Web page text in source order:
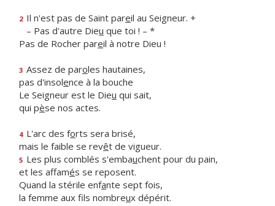
2 Il n'est pas de Saint pareil au Seigneur. +
– Pas d'autre Dieu que toi ! – *
Pas de Rocher pareil à notre Dieu !
3 Assez de paroles hautaines,
pas d'insolence à la bouche
Le Seigneur est le Dieu qui sait,
qui pèse nos actes.
4 L'arc des forts sera brisé,
mais le faible se revêt de vigueur.
5 Les plus comblés s'embauchent pour du pain,
et les affamés se reposent.
Quand la stérile enfante sept fois,
la femme aux fils nombreux dépérit.